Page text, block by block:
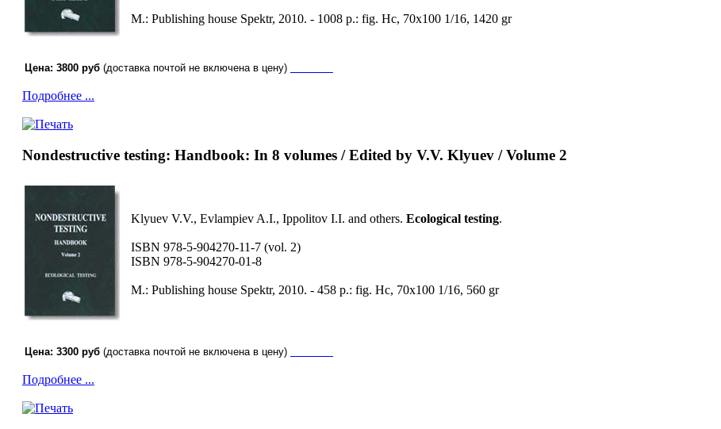
М.: Publishing house Spektr, 2010. - 1008 p.: fig. Hc, 70x100 1/16, 1420 gr
Цена: 3800 руб (доставка почтой не включена в цену)
Подробнее ...
Nondestructive testing: Handbook: In 8 volumes / Еdited by V.V. Klyuev / Volume 2
Klyuev V.V., Evlampiev A.I., Ippolitov I.I. and others. Ecological testing.
ISBN 978-5-904270-11-7 (vol. 2)
ISBN 978-5-904270-01-8
М.: Publishing house Spektr, 2010. - 458 p.: fig. Hc, 70x100 1/16, 560 gr
Цена: 3300 руб (доставка почтой не включена в цену)
Подробнее ...